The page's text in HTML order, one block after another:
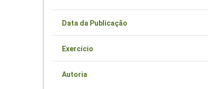
Data da Publicação
Exercício
Autoria